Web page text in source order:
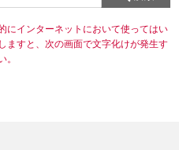
にインターネットにおいて使ってはい
ますと、次の画面で文字化けが発生す
。